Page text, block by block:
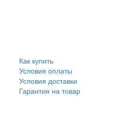
Как купить
Условия оплаты
Условия доставки
Гарантия на товар